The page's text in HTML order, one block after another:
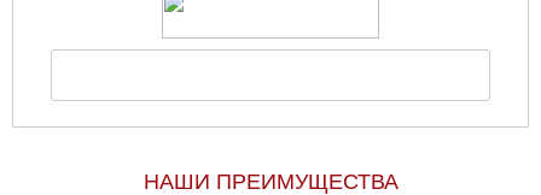
НАШИ ПРЕИМУЩЕСТВА